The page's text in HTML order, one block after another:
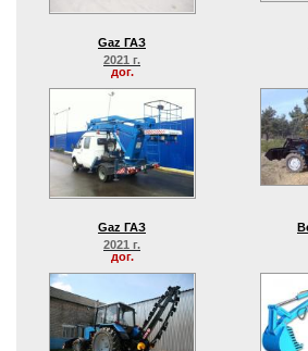
Gaz ГАЗ
2021 г.
дог.
Gaz ГАЗ
2021 г.
дог.